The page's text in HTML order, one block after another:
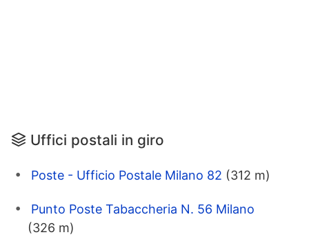
Uffici postali in giro
Poste - Ufficio Postale Milano 82 (312 m)
Punto Poste Tabaccheria N. 56 Milano
(326 m)